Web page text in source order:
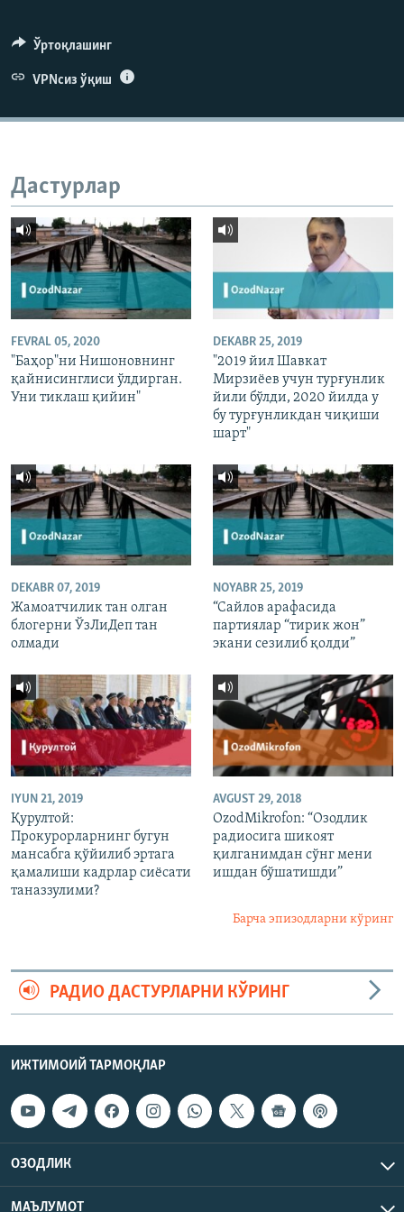
Ўртоқлашинг
VPNсиз ўқиш
Дастурлар
FEVRAL 05, 2020
"Баҳор"ни Нишоновнинг
қайнисинглиси ўлдирган.
Уни тиклаш қийин"
DEKABR 25, 2019
"2019 йил Шавкат
Мирзиёев учун турғунлик
йили бўлди, 2020 йилда у
бу турғунликдан чиқиши
шарт"
DEKABR 07, 2019
Жамоатчилик тан олган
блогерни ЎзЛиДеп тан
олмади
NOYABR 25, 2019
“Сайлов арафасида
партиялар “тирик жон”
экани сезилиб қолди”
IYUN 21, 2019
Қурултой:
Прокурорларнинг бугун
мансабга қўйилиб эртага
қамалиши кадрлар сиëсати
таназзулими?
AVGUST 29, 2018
OzodMikrofon: “Озодлик
радиосига шикоят
қилганимдан сўнг мени
ишдан бўшатишди”
Барча эпизодларни кўринг
РАДИО ДАСТУРЛАРНИ КЎРИНГ
ИЖТИМОИЙ ТАРМОҚЛАР
ОЗОДЛИК
МАЪЛУМОТ